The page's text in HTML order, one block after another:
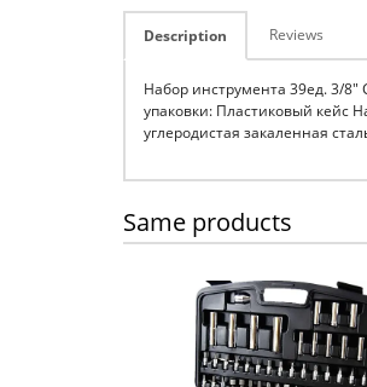
Description Reviews
Набор инструмента 39ед. 3/8"
упаковки: Пластиковый кейс
углеродистая закаленная
Same products